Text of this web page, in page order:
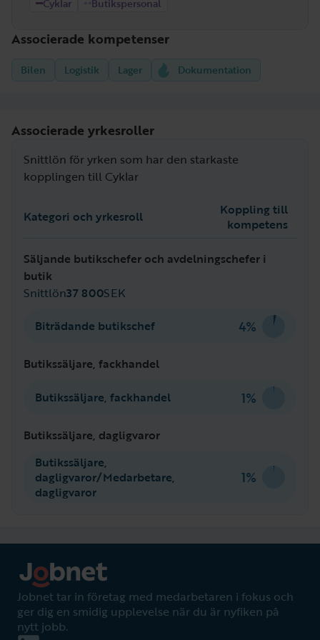
Associerade kompetenser
Bilen Logistik Lager Dokumentation
Associerade yrkesroller
Snittlön för yrken som har den starkaste
kopplingen till Cyklar
Kategori och yrkesroll
Koppling till
kompetens
Säljande butikschefer och avdelningschefer i
butik
Snittlön37 800SEK
Biträdande butikschef
4%
Butikssäljare, fackhandel
Butikssäljare, fackhandel
1%
Butikssäljare, dagligvaror
Butikssäljare,
dagligvaror/Medarbetare,
dagligvaror
1%
Jobnet tar in företag med medarbetaren i fokus och
ger dig en smidig upplevelse när du är nyfiken på
nytt jobb.